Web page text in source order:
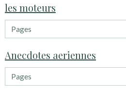
les moteurs
Anecdotes aeriennes